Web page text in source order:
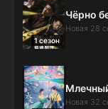
1 сезон
Чёрно
Новая 28
Новая 32